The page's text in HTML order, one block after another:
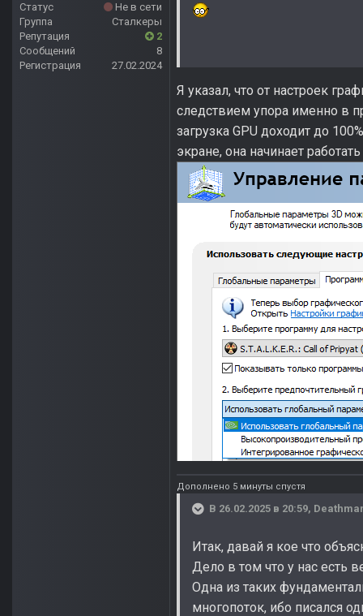
Статус
Не в сети
Группа
Сталкеры
Репутация
2
Сообщений
8
Регистрация
27.02.2024
Я указал, что от настроек
следствием упора именно в
загрузка GPU доходит до
экране, она начинает
Дополнено 5 минуты спустя
В 26.02.2025 в 20:59,
Итак, давай я кое что
Дело в том что у нас есть
Одна из таких
многопоток, ибо писался